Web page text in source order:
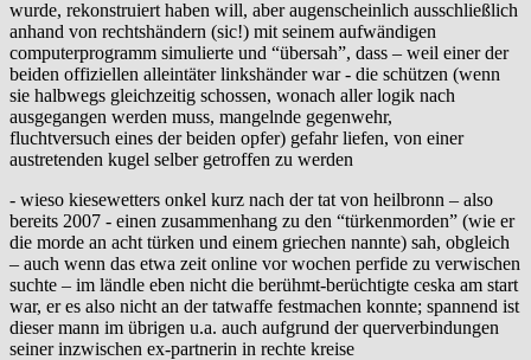
wurde, rekonstruiert haben will, aber augenscheinlich ausschließlich
anhand von rechtshändern (sic!) mit seinem aufwändigen
computerprogramm simulierte und “übersah”, dass – weil einer der
beiden offiziellen alleintäter linkshänder war - die schützen (wenn
sie halbwegs gleichzeitig schossen, wonach aller logik nach
ausgegangen werden muss, mangelnde gegenwehr,
fluchtversuch eines der beiden opfer) gefahr liefen, von einer
austretenden kugel selber getroffen zu werden
- wieso kiesewetters onkel kurz nach der tat von heilbronn – also
bereits 2007 - einen zusammenhang zu den “türkenmorden” (wie er
die morde an acht türken und einem griechen nannte) sah, obgleich
– auch wenn das etwa zeit online vor wochen perfide zu verwischen
suchte – im ländle eben nicht die berühmt-berüchtigte ceska am start
war, er es also nicht an der tatwaffe festmachen konnte; spannend ist
dieser mann im übrigen u.a. auch aufgrund der querverbindungen
seiner inzwischen ex-partnerin in rechte kreise